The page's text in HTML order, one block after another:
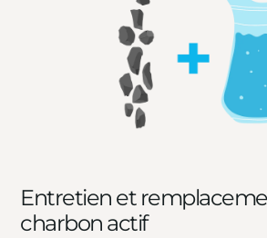
Entretien et
charbon actif